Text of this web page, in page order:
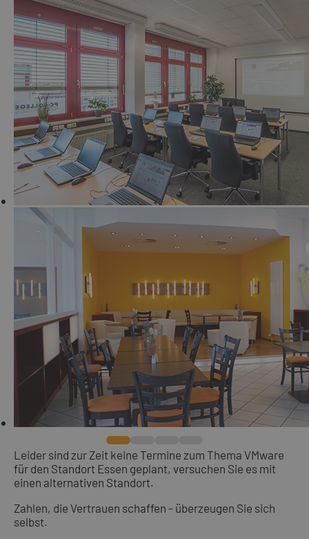
Leider sind zur Zeit keine Termine zum Thema VMware
für den Standort Essen geplant, versuchen Sie es mit
einen alternativen Standort.
Zahlen, die Vertrauen schaffen - überzeugen Sie sich
selbst.